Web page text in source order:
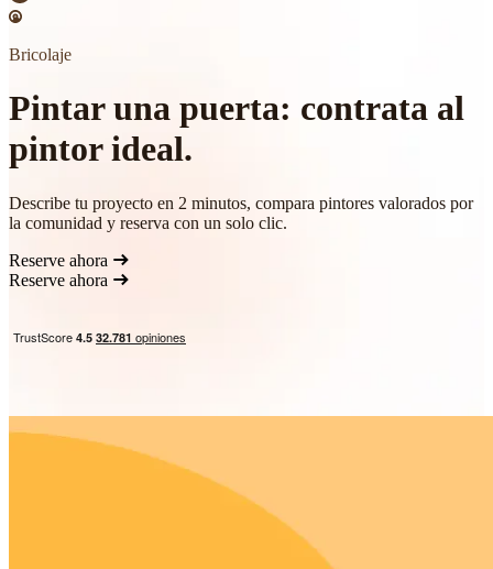
Bricolaje
Pintar una puerta: contrata al
pintor ideal.
Describe tu proyecto en 2 minutos, compara pintores valorados por
la comunidad y reserva con un solo clic.
Reserve ahora
Reserve ahora